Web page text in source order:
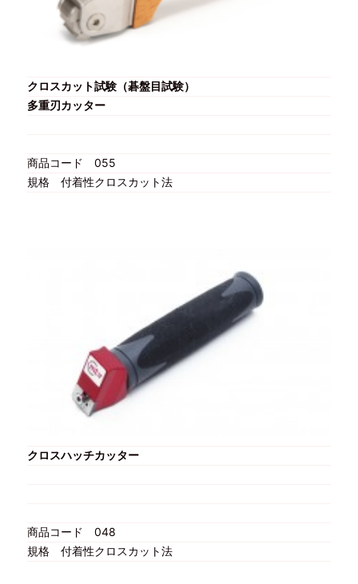
クロスカット試験（碁盤目試験）
多重刃カッター
商品コード
055
規格
付着性クロスカット法
クロスハッチカッター
商品コード
048
規格
付着性クロスカット法